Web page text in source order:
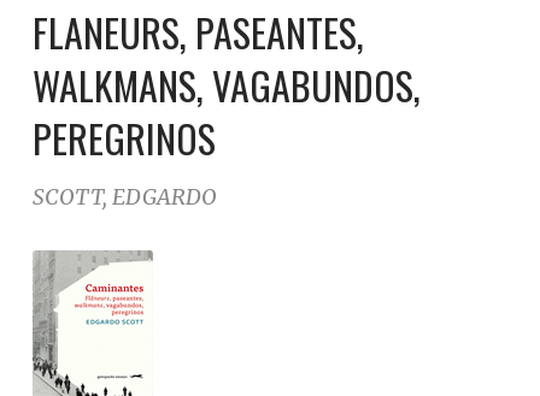
FLANEURS, PASEANTES,
WALKMANS, VAGABUNDOS,
PEREGRINOS
SCOTT, EDGARDO